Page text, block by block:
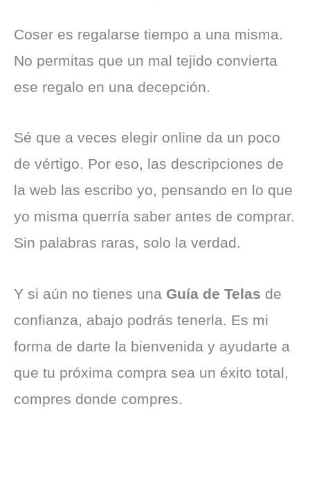
Coser es regalarse tiempo a una misma.
No permitas que un mal tejido convierta
ese regalo en una decepción.
Sé que a veces elegir online da un poco
de vértigo. Por eso, las descripciones de
la web las escribo yo, pensando en lo que
yo misma querría saber antes de comprar.
Sin palabras raras, solo la verdad.
Y si aún no tienes una Guía de Telas de
confianza, abajo podrás tenerla. Es mi
forma de darte la bienvenida y ayudarte a
que tu próxima compra sea un éxito total,
compres donde compres.